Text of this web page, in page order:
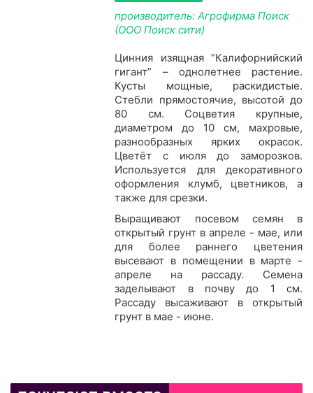
производитель: Агрофирма Поиск
(ООО Поиск сити)
Цинния изящная “Калифорнийский
гигант” – однолетнее растение.
Кусты мощные, раскидистые.
Стебли прямостоячие, высотой до
80 см. Соцветия крупные,
диаметром до 10 см, махровые,
разнообразных ярких окрасок.
Цветёт с июля до заморозков.
Используется для декоративного
оформления клумб, цветников, а
также для срезки.
Выращивают посевом семян в
открытый грунт в апреле - мае, или
для более раннего цветения
высевают в помещении в марте -
апреле на рассаду. Семена
заделывают в почву до 1 см.
Рассаду высаживают в открытый
грунт в мае - июне.